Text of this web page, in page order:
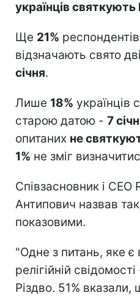
українців
Ще 21%
відзначають свято
січня.
Лише 18% українців
старою датою - 7
опитаних не
1% не зміг
Співзасновник і
Антипович назвав
показовими.
"Одне з питань, яке є
релігійній
Різдво. 51%